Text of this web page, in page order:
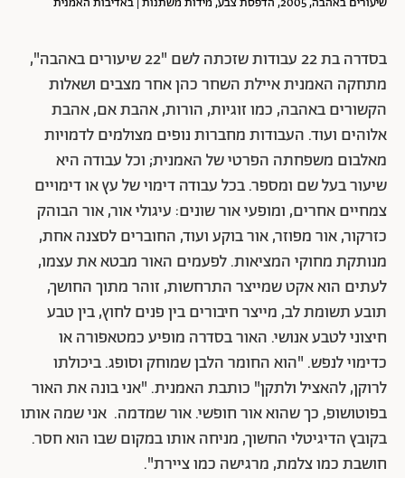
שיעורים באהבה, 2005, הדפסת צבע, מידות משתנות | באדיבות האמנית
בסדרה בת 22 עבודות שזכתה לשם "22 שיעורים באהבה",
מתחקה האמנית איילת השחר כהן אחר מצבים ושאלות
הקשורים באהבה, כמו זוגיות, הורות, אהבת אם, אהבת
אלוהים ועוד. העבודות מחברות נופים מצולמים לדמויות
מאלבום משפחתה הפרטי של האמנית; וכל עבודה היא
שיעור בעל שם ומספר. בכל עבודה דימוי של עץ או דימויים
צמחיים אחרים, ומופעי אור שונים: עיגולי אור, אור הבוהק
כזרקור, אור מפוזר, אור בוקע ועוד, החוברים לסצנה אחת,
מנותקת מחוקי המציאות. לפעמים האור מבטא את עצמו,
לעתים הוא אקט שמייצר התרחשות, זוהר מתוך החושך,
תובע תשומת לב, מייצר חיבורים בין פנים לחוץ, בין טבע
חיצוני לטבע אנושי. האור בסדרה מופיע כמטאפורה או
כדימוי לנפש. "הוא החומר הלבן שמוחק וסופג. ביכולתו
לרוקן, להאציל ולתקן" כותבת האמנית. "אני בונה את האור
בפוטושופ, כך שהוא אור חופשי. אור שמדמה. אני שמה אותו
בקובץ הדיגיטלי החשוך, מניחה אותו במקום שבו הוא חסר.
חושבת כמו צלמת, מרגישה כמו ציירת".